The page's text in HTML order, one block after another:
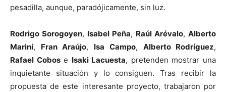
pesadilla, aunque, paradójicamente, sin luz.
Rodrigo Sorogoyen, Isabel Peña, Raúl Arévalo, Alberto
Marini, Fran Araújo, Isa Campo, Alberto Rodríguez,
Rafael Cobose Isaki Lacuesta, pretenden mostrar una
inquietante situación y lo consiguen. Tras recibir la
propuesta de este interesante proyecto, trabajaron por